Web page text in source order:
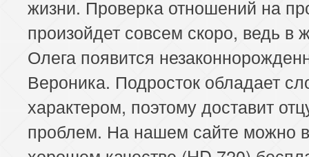
жизни. Проверка отношений на
произойдет совсем скоро, ведь в
Олега появится
Вероника. Подросток обладает
характером, поэтому доставит
проблем. На нашем сайте можно в